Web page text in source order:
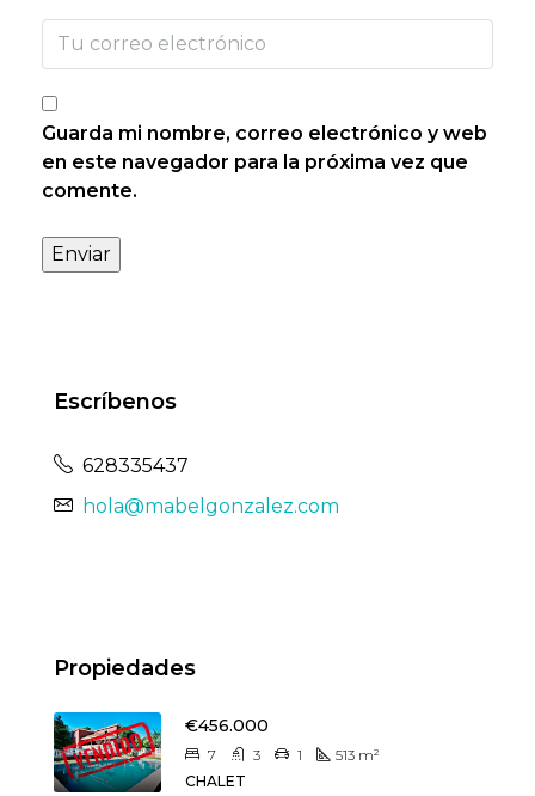
Guarda mi nombre, correo electrónico y web
en este navegador para la próxima vez que
comente.
Escríbenos
628335437
hola@mabelgonzalez.com
Propiedades
€456.000
7 3 1 513 m²
CHALET